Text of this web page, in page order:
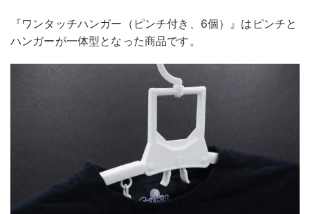
『ワンタッチハンガー（ピンチ付き、6個）』はピンチと
ハンガーが一体型となった商品です。